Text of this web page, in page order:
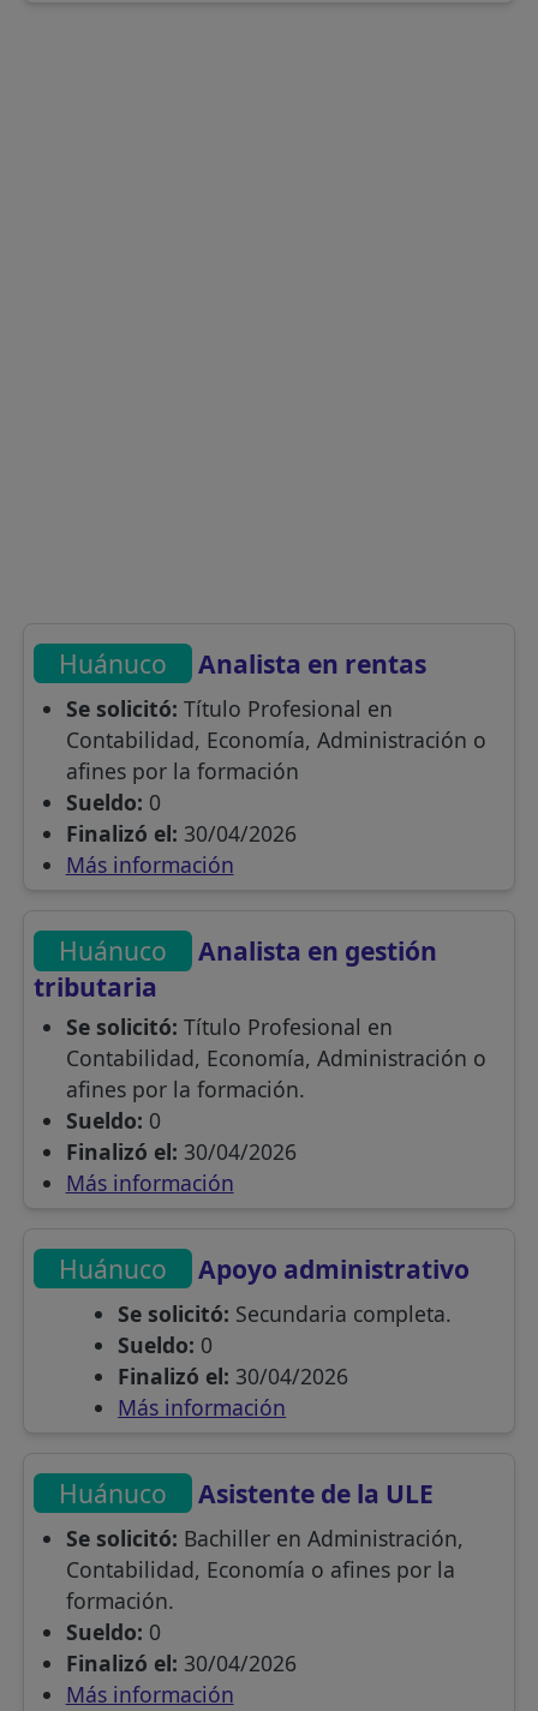
Huánuco Analista en rentas
Se solicitó: Título Profesional en
Contabilidad, Economía, Administración o
afines por la formación
Sueldo: 0
Finalizó el: 30/04/2026
Más información
Huánuco
Analista en gestión
tributaria
Se solicitó: Título Profesional en
Contabilidad, Economía, Administración o
afines por la formación.
Sueldo: 0
Finalizó el: 30/04/2026
Más información
Huánuco Apoyo administrativo
Se solicitó: Secundaria completa.
Sueldo: 0
Finalizó el: 30/04/2026
Más información
Huánuco Asistente de la ULE
Se solicitó: Bachiller en Administración,
Contabilidad, Economía o afines por la
formación.
Sueldo: 0
Finalizó el: 30/04/2026
Más información